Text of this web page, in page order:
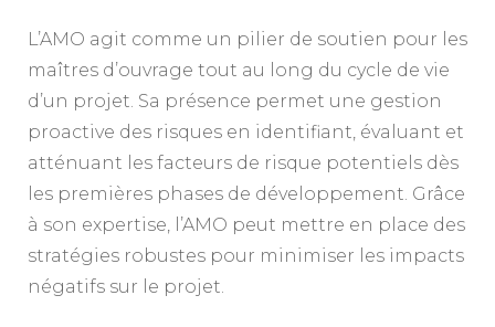
L’AMO agit comme un pilier de soutien pour les
maîtres d’ouvrage tout au long du cycle de vie
d’un projet. Sa présence permet une gestion
proactive des risques en identifiant, évaluant et
atténuant les facteurs de risque potentiels dès
les premières phases de développement. Grâce
à son expertise, l’AMO peut mettre en place des
stratégies robustes pour minimiser les impacts
négatifs sur le projet.